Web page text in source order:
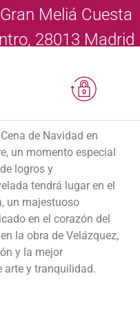
Meliá Cuesta
28013 Madrid
de Navidad en
un momento especial
logros y
tendrá lugar en el
un majestuoso
en el corazón del
la obra de Velázquez,
y la mejor
arte y tranquilidad.